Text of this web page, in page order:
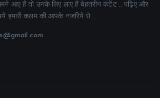
आए हैं तो उनके लिए लाए हैं बेहतरीन कंटेंट .. पढ़िए और
हमारी कलम की आपके नजरिये से ..